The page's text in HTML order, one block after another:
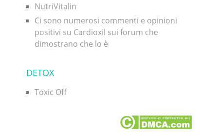
NutriVitalin
Ci sono numerosi commenti e opinioni
positivi su Cardioxil sui forum che
dimostrano che lo è
DETOX
Toxic Off